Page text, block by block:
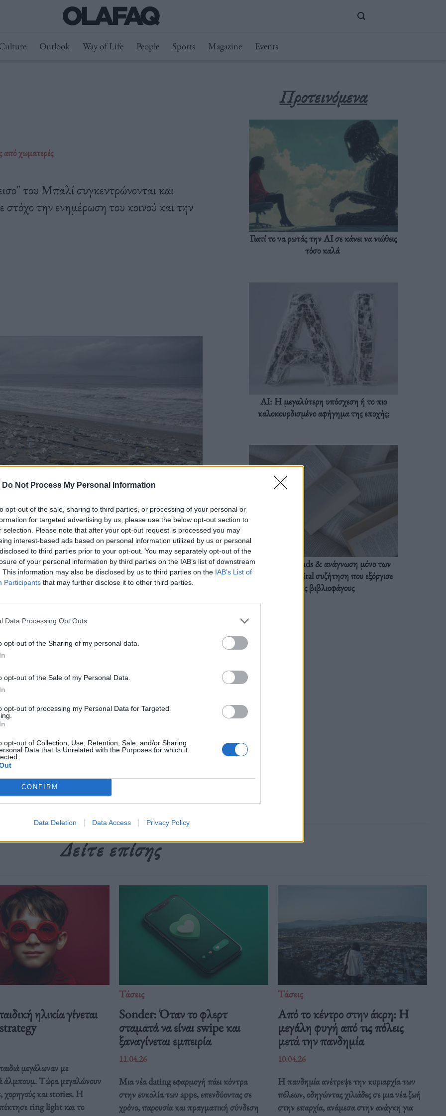
Do Not Process My Personal Information
opt-out of the sale, sharing to third parties, or processing of your personal or
for targeted advertising by us, please use the below opt-out section to
selection. Please note that after your opt-out request is processed you may
interest-based ads based on personal information utilized by us or personal
to third parties prior to your opt-out. You may separately opt-out of the
of your personal information by third parties on the IAB’s list of downstream
This information may also be disclosed by us to third parties on the IAB’s List of
Participants that may further disclose it to other third parties.
Data Processing Opt Outs
opt-out of the Sharing of my personal data.
opt-out of the Sale of my Personal Data.
opt-out of processing my Personal Data for Targeted
opt-out of Collection, Use, Retention, Sale, and/or Sharing
Data that Is Unrelated with the Purposes for which it
CONFIRM
Data Deletion Data Access Privacy Policy
Outlook Way of Life People Sports Magazine Events
από χωματερές
του Μπαλί συγκεντρώνονται και
στόχο την ενημέρωση του κοινού και την
του Μπαλί συγκεντρώνονται και
στόχο την ενημέρωση του κοινού και
,έπιπλα πολυτελείας,Μπαλί,Σκουπίδια
Προτεινόμενα
Γιατί το να ρωτάς την AI σε κάνει να νιώθεις
τόσο καλά
AI: Η μεγαλύτερη υπόσχεση ή το πιο
καλοκουρδισμένο αφήγημα της εποχής;
BookTok trends & ανάγνωση μόνο των
διαλόγων: Η viral συζήτηση που εξόργισε
τους βιβλιοφάγους
Δείτε επίσης
ηλικία γίνεται
μεγάλωναν με
άλμπουμ. Τώρα μεγαλώνουν
χορηγούς και stories. Η
ring light και το
Τάσεις
Sonder: Όταν το φλερτ
σταματά να είναι swipe και
ξαναγίνεται εμπειρία
11.04.26
Μια νέα dating εφαρμογή πάει κόντρα
στην ευκολία των apps, επενδύοντας σε
χρόνο, παρουσία και πραγματική σύνδεση
Τάσεις
Από το κέντρο στην άκρη: H
μεγάλη φυγή από τις πόλεις
μετά την πανδημία
10.04.26
Η πανδημία ανέτρεψε την κυριαρχία των
πόλεων, οδηγώντας χιλιάδες σε μια νέα ζωή
στην επαρχία, ανάμεσα στην ανάγκη για